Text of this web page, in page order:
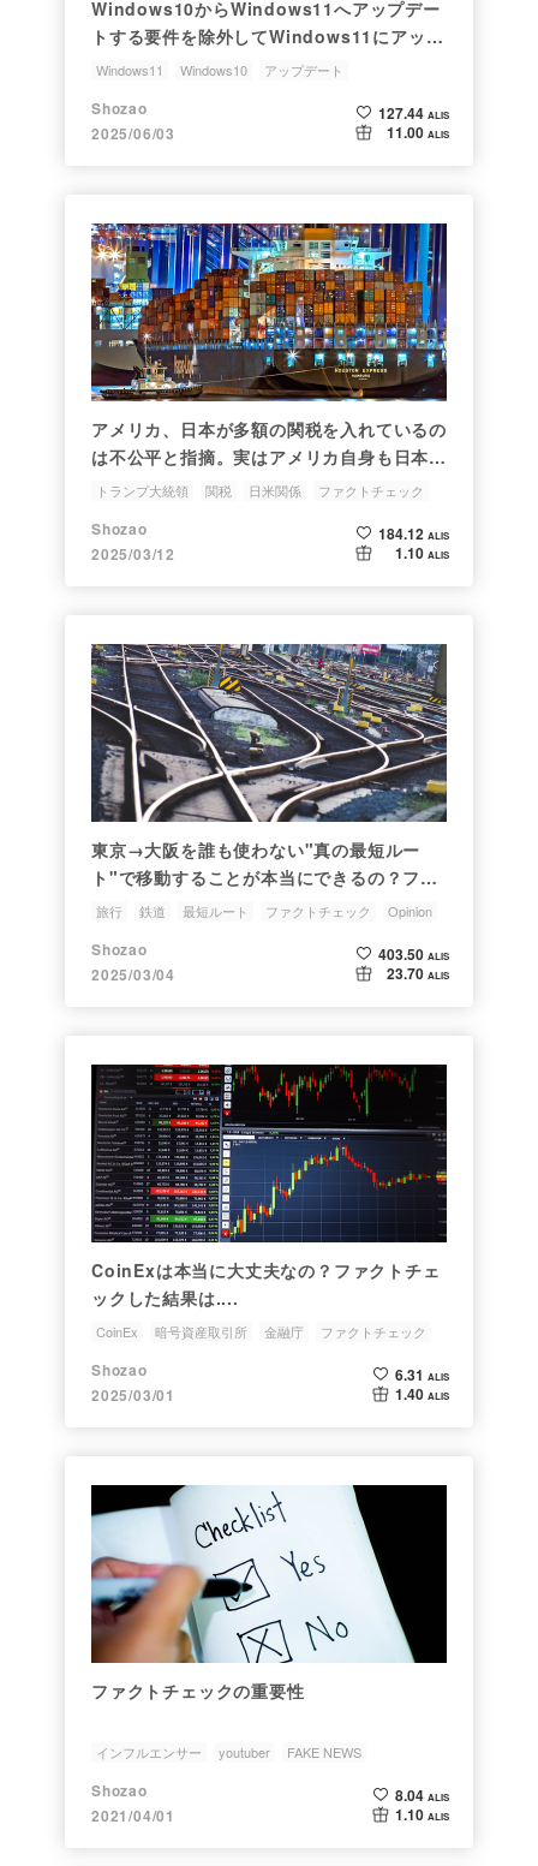
Windows10からWindows11へアップデー
トする要件を除外してWindows11にアップ
デートするのはアウト！知っておくべきリス
Windows11 Windows10
アップデート
ファクトチェック
Shozao
2025/06/03
127.44 ALIS
11.00 ALIS
アメリカ、日本が多額の関税を入れているの
は不公平と指摘。実はアメリカ自身も日本に
不利な高額関税を科している
トランプ大統領 関税 日米関係
ファクトチェック
Opinion
Shozao
2025/03/12
184.12 ALIS
1.10 ALIS
東京→大阪を誰も使わない"真の最短ルー
ト"で移動することが本当にできるの？ファ
クトチェックの結果は...？
旅行 鉄道 最短ルート ファクトチェック Opinion
Shozao
2025/03/04
403.50 ALIS
23.70 ALIS
CoinExは本当に大丈夫なの？ファクトチェ
ックした結果は....
CoinEx 暗号資産取引所 金融庁
ファクトチェック
Opinion
Shozao
2025/03/01
6.31 ALIS
1.40 ALIS
ファクトチェックの重要性
インフルエンサー youtuber
FAKE NEWS
ファクトチェック
Shozao
2021/04/01
8.04 ALIS
1.10 ALIS